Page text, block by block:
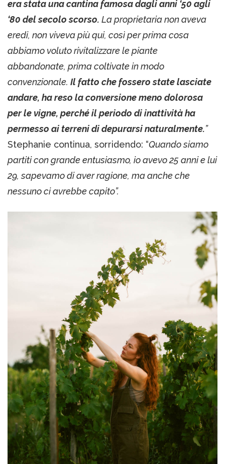
era stata una cantina famosa dagli anni ‘50 agli
‘80 del secolo scorso. La proprietaria non aveva
eredi, non viveva più qui, così per prima cosa
abbiamo voluto rivitalizzare le piante
abbandonate, prima coltivate in modo
convenzionale. Il fatto che fossero state lasciate
andare, ha reso la conversione meno dolorosa
per le vigne, perché il periodo di inattività ha
permesso ai terreni di depurarsi naturalmente.”
Stephanie continua, sorridendo: “Quando siamo
partiti con grande entusiasmo, io avevo 25 anni e lui
29, sapevamo di aver ragione, ma anche che
nessuno ci avrebbe capito”.